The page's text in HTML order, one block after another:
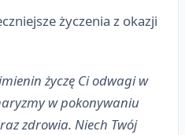
życzenia z okazji
życzę Ci odwagi w
w pokonywaniu
zdrowia. Niech Twój